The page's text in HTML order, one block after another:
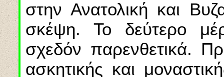
στην Ανατολική και
σκέψη. Το δεύτερο
σχεδόν παρενθετικά.
ασκητικής και